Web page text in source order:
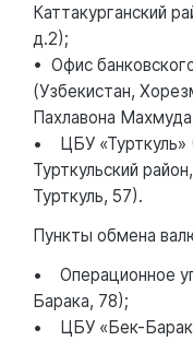
Каттакурганский
д.2);
• Офис
(Узбекистан,
Пахлавона
• ЦБУ «Турткуль»
Турткульский
Турткуль, 57).
Пункты обмена
• Операционное
Барака, 78);
• ЦБУ «Бек-